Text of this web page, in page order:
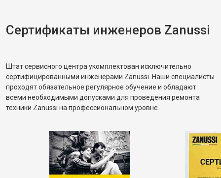
разбалансировка.
Сертификаты инженеров Zanussi
Штат сервисного центра укомплектован исключительно
сертифицированными инженерами Zanussi. Наши специалисты
проходят обязательное регулярное обучение и обладают
всеми необходимыми допусками для проведения ремонта
техники Zanussi на профессиональном уровне.